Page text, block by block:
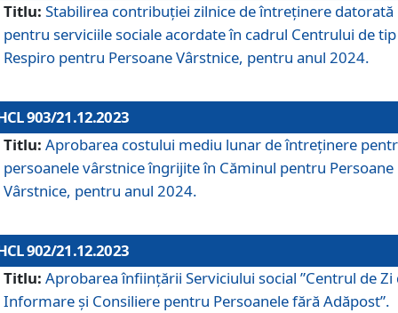
Titlu: Stabilirea contribuţiei zilnice de întreținere datorată
pentru serviciile sociale acordate în cadrul Centrului de tip
Respiro pentru Persoane Vârstnice, pentru anul 2024.
903/21.12.2023
Titlu: Aprobarea costului mediu lunar de întreţinere
persoanele vârstnice îngrijite în Căminul pentru Persoane
Vârstnice, pentru anul 2024.
902/21.12.2023
Titlu: Aprobarea înființării Serviciului social ”Centrul de Zi
Informare și Consiliere pentru Persoanele fără Adăpost”.